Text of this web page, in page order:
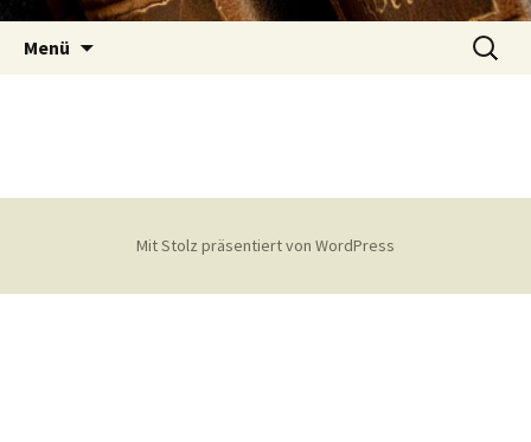
Inhalt
springen
Menü
Suchen
nach:
Mit Stolz präsentiert von WordPress